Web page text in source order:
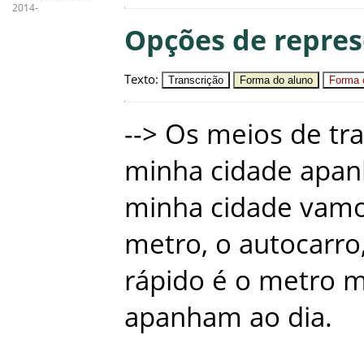
2014-
Opções de
Texto: Transcrição Forma do aluno Forma
--> Os meios de
minha cidade
minha cidade
metro, o autocarro
rápido é o metro
apanham ao dia.